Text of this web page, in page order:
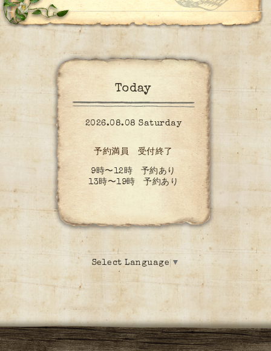
Today
2026.08.08 Saturday
予約満員 受付終了
9時〜12時 予約あり
13時〜19時 予約あり
Select Language ▼